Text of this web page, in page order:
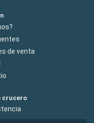
de venta
crucero